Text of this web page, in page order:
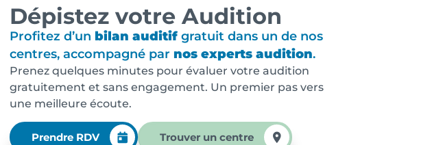
Dépistez votre Audition
Profitez d’un bilan auditif gratuit dans un de nos
centres, accompagné par nos experts audition.
Prenez quelques minutes pour évaluer votre audition
gratuitement et sans engagement. Un premier pas vers
une meilleure écoute.
Prendre RDV Trouver un centre